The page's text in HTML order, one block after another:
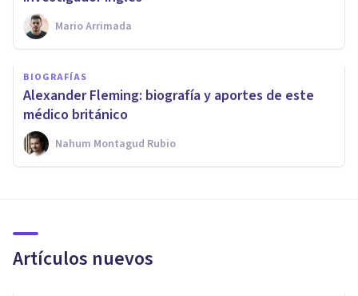
Mario Arrimada
BIOGRAFÍAS
Alexander Fleming: biografía y aportes de este
médico británico
Nahum Montagud Rubio
Artículos nuevos